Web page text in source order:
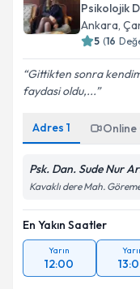
Psikolojik
Ankara,
5 (16
Gittikten sonra
faydasi oldu,...
Adres 1 Online
Psk. Dan. Sude Nur
Kavaklı dere Mah.
En Yakın Saatler
Yarın
12:00